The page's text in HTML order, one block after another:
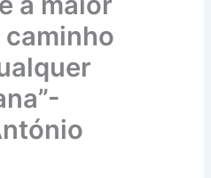
caminho